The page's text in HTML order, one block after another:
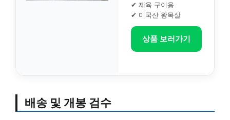
✔ 제육 구이용
✔ 미국산 왕목살
상품 보러가기
배송 및 개봉 검수